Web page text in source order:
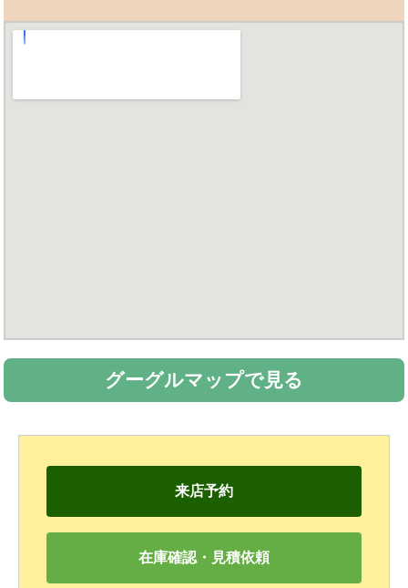
グーグルマップで見る
来店予約
在庫確認・見積依頼